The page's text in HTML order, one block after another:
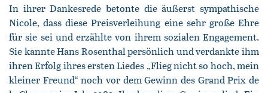
In ihrer Dankesrede betonte die äußerst sympathische
Nicole, dass diese Preisverleihung eine sehr große Ehre
für sie sei und erzählte von ihrem sozialen Engagement.
Sie kannte Hans Rosenthal persönlich und verdankte ihm
ihren Erfolg ihres ersten Liedes „Flieg nicht so hoch, mein
kleiner Freund“ noch vor dem Gewinn des Grand Prix de